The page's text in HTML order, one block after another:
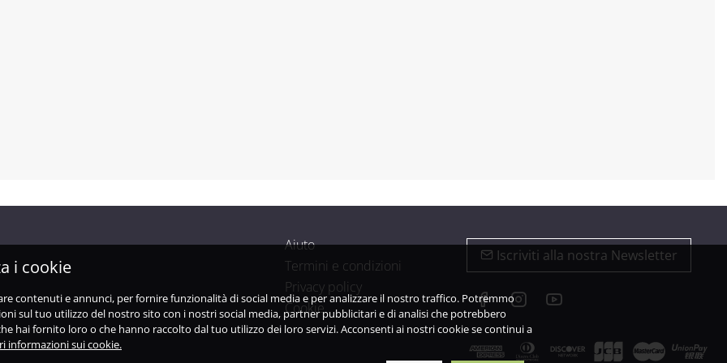
Aiuto
Termini e condizioni
Privacy policy
Cookie
Iscriviti alla nostra Newsletter
i cookie
contenuti e annunci, per fornire funzionalità di social media e per analizzare il nostro traffico. Potremmo
sul tuo utilizzo del nostro sito con i nostri social media, partner pubblicitari e di analisi che potrebbero
hai fornito loro o che hanno raccolto dal tuo utilizzo dei loro servizi. Acconsenti ai nostri cookie se continui a
informazioni sui cookie.